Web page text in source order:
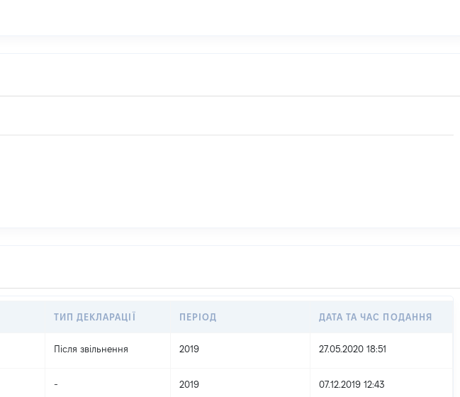
ТИП ДЕКЛАРАЦІЇ ПЕРІОД ДАТА ТА ЧАС ПОДАННЯ
Після звільнення 2019 27.05.2020 18:51
- 2019 07.12.2019 12:43